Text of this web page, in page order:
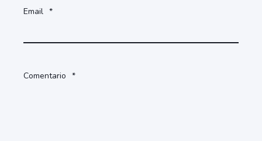
Email *
Comentario *